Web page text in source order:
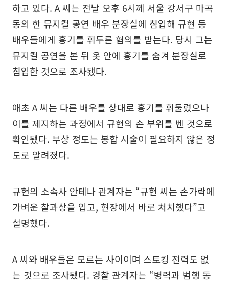
하고 있다. A 씨는 전날 오후 6시께 서울 강서구 마곡
동의 한 뮤지컬 공연 배우 분장실에 침입해 규현 등
배우들에게 흉기를 휘두른 혐의를 받는다. 당시 그는
뮤지컬 공연을 본 뒤 옷 안에 흉기를 숨겨 분장실로
침입한 것으로 조사됐다.
애초 A 씨는 다른 배우를 상대로 흉기를 휘둘렀으나
이를 제지하는 과정에서 규현의 손 부위를 벤 것으로
확인됐다. 부상 정도는 봉합 시술이 필요하지 않은 정
도로 알려졌다.
규현의 소속사 안테나 관계자는 “규현 씨는 손가락에
가벼운 찰과상을 입고, 현장에서 바로 처치했다”고
설명했다.
A 씨와 배우들은 모르는 사이이며 스토킹 전력도 없
는 것으로 조사됐다. 경찰 관계자는 “병력과 범행 동